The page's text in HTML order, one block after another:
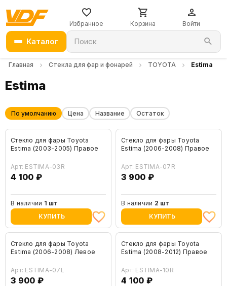
Избранное Корзина Войти
Каталог Поиск
Главная Стекла для фар и фонарей TOYOTA Estima
Estima
По умолчанию Цена Название Остаток
Стекло для фары Toyota
Estima (2003-2005) Правое
Арт: ESTIMA-03R
4 100 ₽
В наличии 1 шт
КУПИТЬ
Стекло для фары Toyota
Estima (2006-2008) Правое
Арт: ESTIMA-07R
3 900 ₽
В наличии 2 шт
КУПИТЬ
Стекло для фары Toyota
Estima (2006-2008) Левое
Арт: ESTIMA-07L
3 900 ₽
Стекло для фары Toyota
Estima (2008-2012) Правое
Арт: ESTIMA-10R
4 100 ₽